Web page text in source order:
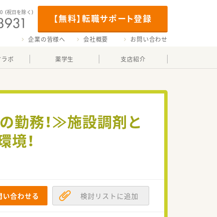
【無料】転職サポート登録
（祝日を除く）
企業の皆様へ 会社概要 お問い合わせ
ボ 薬学生 支店紹介
勤務！≫施設調剤と
！
合わせる 検討リストに追加